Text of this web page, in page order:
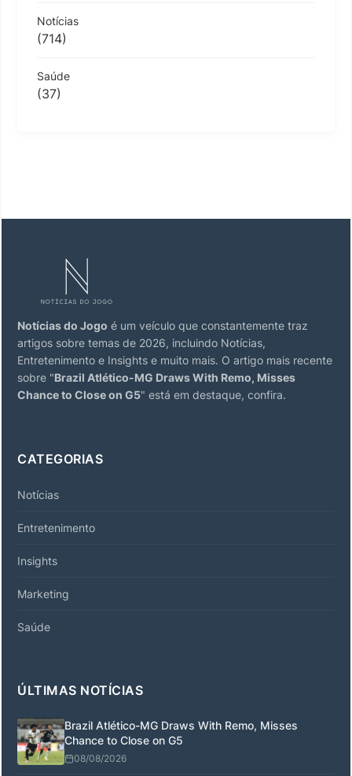
Notícias
(714)
Saúde
(37)
Notícias do Jogo é um veículo que constantemente traz
artigos sobre temas de 2026, incluindo Notícias,
Entretenimento e Insights e muito mais. O artigo mais recente
sobre "Brazil Atlético-MG Draws With Remo, Misses
Chance to Close on G5" está em destaque, confira.
CATEGORIAS
Notícias
Entretenimento
Insights
Marketing
Saúde
ÚLTIMAS NOTÍCIAS
Brazil Atlético-MG Draws With Remo, Misses
Chance to Close on G5
08/08/2026